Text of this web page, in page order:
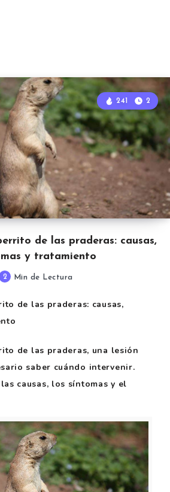
de las praderas: causas,
y tratamiento
241 2
2 Min de Lectura
de las praderas: causas,
de las praderas, una lesión
saber cuándo intervenir.
causas, los síntomas y el